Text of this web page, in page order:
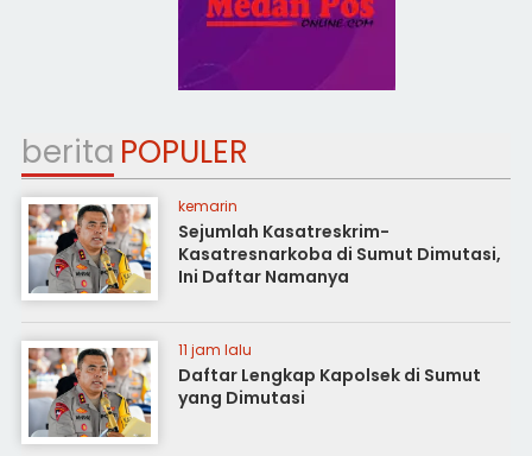
berita POPULER
kemarin
Sejumlah Kasatreskrim-
Kasatresnarkoba di Sumut Dimutasi,
Ini Daftar Namanya
11 jam lalu
Daftar Lengkap Kapolsek di Sumut
yang Dimutasi